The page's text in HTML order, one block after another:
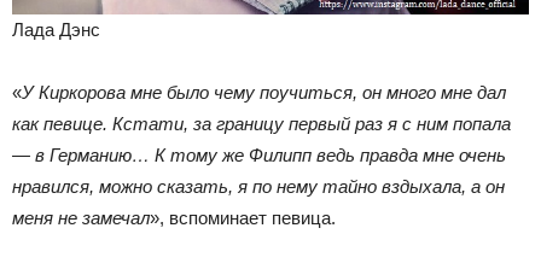
Лада Дэнс
«У Киркорова мне было чему поучиться, он много мне дал
как певице. Кстати, за границу первый раз я с ним попала
— в Германию… К тому же Филипп ведь правда мне очень
нравился, можно сказать, я по нему тайно вздыхала, а он
меня не замечал», вспоминает певица.